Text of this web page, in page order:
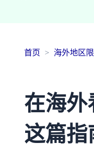
首页 海外地区限
在海外
这篇指